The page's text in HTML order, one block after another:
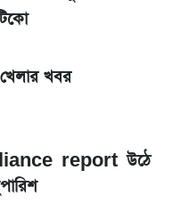
রেকর্ড মুনাফা ও
রবি, শুরু নতুন
নবায়নে বদলে গেল
খবর
report উঠে